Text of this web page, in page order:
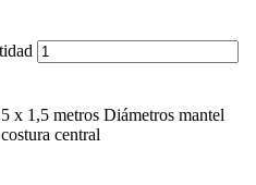
x 1,5 metros Diámetros mantel
central